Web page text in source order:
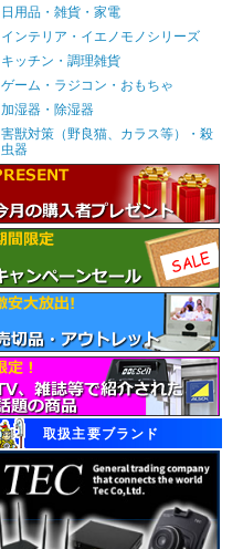
日用品・雑貨・家電
インテリア・イエノモノシリーズ
キッチン・調理雑貨
ゲーム・ラジコン・おもちゃ
加湿器・除湿器
害獣対策（野良猫、カラス等）・殺
虫器
取扱主要ブランド